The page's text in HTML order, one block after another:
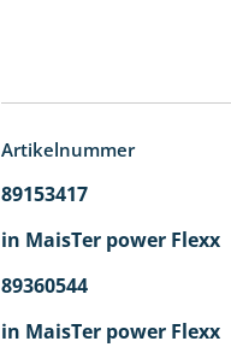
Artikelnummer
89153417
in MaisTer power Flexx
89360544
in MaisTer power Flexx